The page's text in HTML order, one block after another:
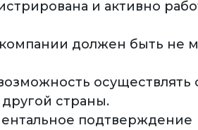
и активно
должен быть не
осуществлять
страны.
подтверждение